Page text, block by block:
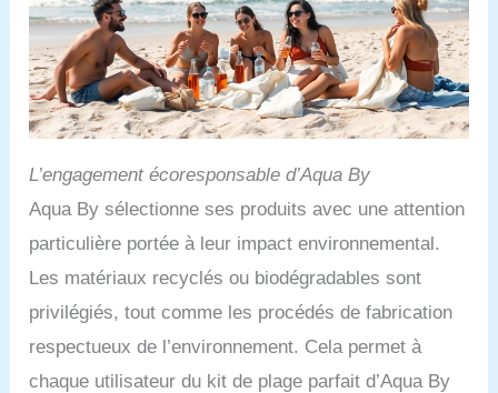
âges et à toutes les occasions : vacances, pool
party, parc aquatique et il est spécialement conçu
pour toutes sortes d'activités aquatiques
L’engagement écoresponsable d’Aqua By
Aqua By sélectionne ses produits avec une attention
particulière portée à leur impact environnemental.
Les matériaux recyclés ou biodégradables sont
privilégiés, tout comme les procédés de fabrication
respectueux de l’environnement. Cela permet à
chaque utilisateur du kit de plage parfait d’Aqua By